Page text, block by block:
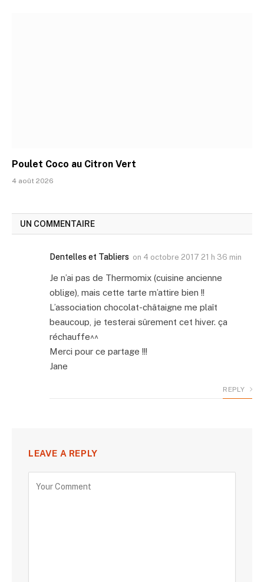
Poulet Coco au Citron Vert
4 août 2026
UN COMMENTAIRE
Dentelles et Tabliers on 4 octobre 2017 21 h 36 min
Je n’ai pas de Thermomix (cuisine ancienne
oblige), mais cette tarte m’attire bien !!
L’association chocolat-châtaigne me plaît
beaucoup, je testerai sûrement cet hiver. ça
réchauffe^^
Merci pour ce partage !!!
Jane
REPLY
LEAVE A REPLY